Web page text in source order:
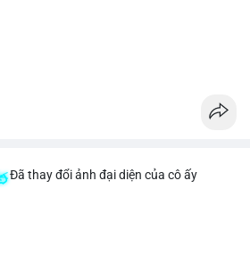
Đã thay đổi ảnh đại diện của cô ấy